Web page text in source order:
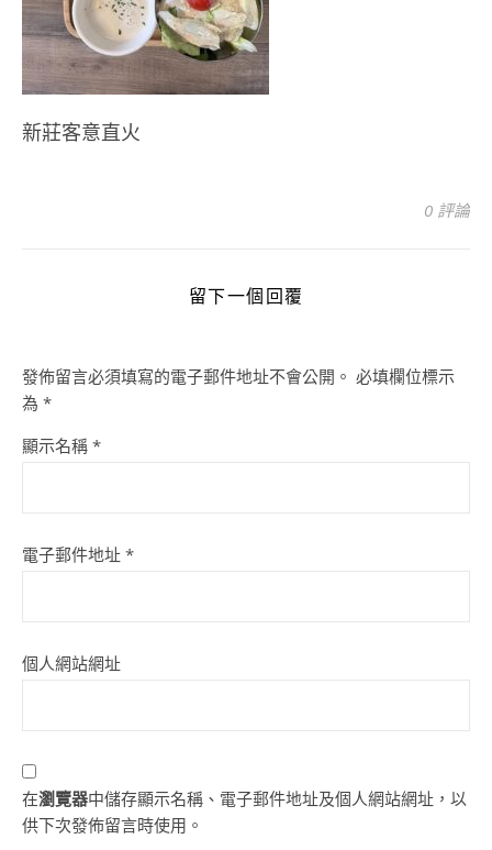
新莊客意直火
0 評論
留下一個回覆
發佈留言必須填寫的電子郵件地址不會公開。 必填欄位標示
為 *
顯示名稱 *
電子郵件地址 *
個人網站網址
在瀏覽器中儲存顯示名稱、電子郵件地址及個人網站網址，以
供下次發佈留言時使用。